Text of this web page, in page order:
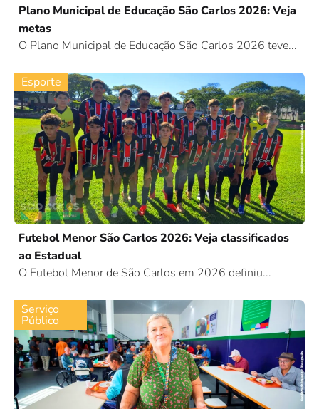
Plano Municipal de Educação São Carlos 2026: Veja
metas
O Plano Municipal de Educação São Carlos 2026 teve...
Esporte
Futebol Menor São Carlos 2026: Veja classificados
ao Estadual
O Futebol Menor de São Carlos em 2026 definiu...
Serviço
Público